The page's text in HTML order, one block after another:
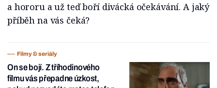
a hororu a už teď boří divácká očekávání. A jaký
příběh na vás čeká?
Filmy & seriály
On se bojí. Z tříhodinového
filmu vás přepadne úzkost,